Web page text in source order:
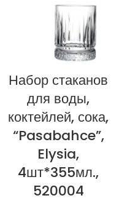
Набор стаканов
для воды,
коктейлей, сока,
“Pasabahce”,
Elysia,
4шт*355мл.,
520004